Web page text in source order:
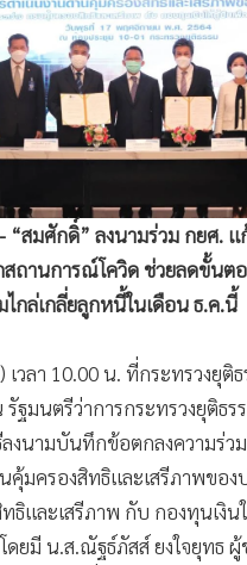
& Well-being
& SD
& HR
กิจ
พชีวิต
- “สมศักดิ์” ลงนามร่วม กยศ.
ถานการณ์โควิด ช่วยลดขั้นต
ไกล่เกลี่ยลูกหนี้ในเดือน ธ.ค.นี้
วลา 10.00 น. ที่กระทรวงยุติ
ฐมนตรีว่าการกระทรวงยุติธร
งนามบันทึกข้อตกลงความร่ว
คุ้มครองสิทธิและเสรีภาพของ
ธิและเสรีภาพ กับ กองทุนเงิน
ดยมี น.ส.ณัฐธ์ภัสส์ ยงใจยุทธ ผู้